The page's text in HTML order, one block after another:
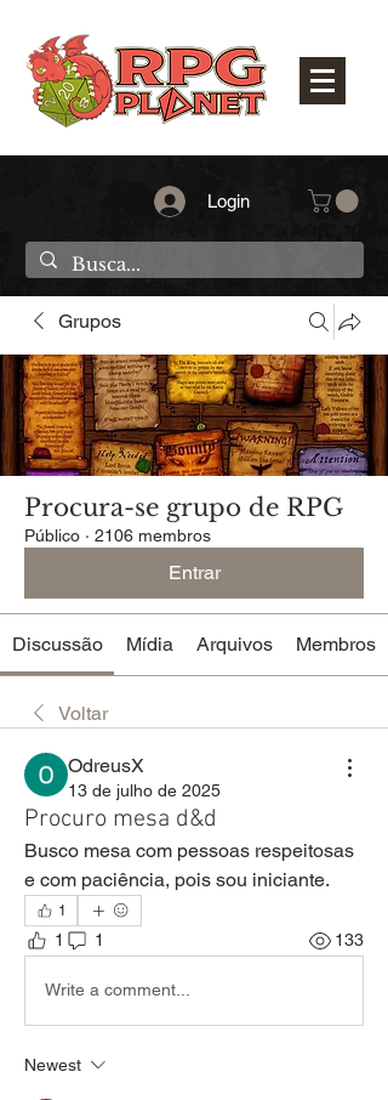
Login
Grupos
Procura-se grupo de RPG
Público · 2106 membros
Entrar
Discussão Mídia Arquivos Membros
Voltar
OdreusX
13 de julho de 2025
Procuro mesa d&d
Busco mesa com pessoas respeitosas
e com paciência, pois sou iniciante.
1
1 1 133
Write a comment...
Newest